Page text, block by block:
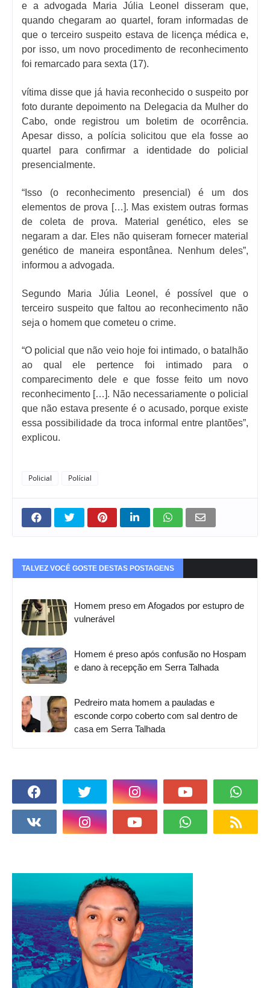
e a advogada Maria Júlia Leonel disseram que,
quando chegaram ao quartel, foram informadas de
que o terceiro suspeito estava de licença médica e,
por isso, um novo procedimento de reconhecimento
foi remarcado para sexta (17).
vítima disse que já havia reconhecido o suspeito por
foto durante depoimento na Delegacia da Mulher do
Cabo, onde registrou um boletim de ocorrência.
Apesar disso, a polícia solicitou que ela fosse ao
quartel para confirmar a identidade do policial
presencialmente.
“Isso (o reconhecimento presencial) é um dos
elementos de prova […]. Mas existem outras formas
de coleta de prova. Material genético, eles se
negaram a dar. Eles não quiseram fornecer material
genético de maneira espontânea. Nenhum deles”,
informou a advogada.
Segundo Maria Júlia Leonel, é possível que o
terceiro suspeito que faltou ao reconhecimento não
seja o homem que cometeu o crime.
“O policial que não veio hoje foi intimado, o batalhão
ao qual ele pertence foi intimado para o
comparecimento dele e que fosse feito um novo
reconhecimento […]. Não necessariamente o policial
que não estava presente é o acusado, porque existe
essa possibilidade da troca informal entre plantões”,
explicou.
Policial Polícial
TALVEZ VOCÊ GOSTE DESTAS POSTAGENS
Homem preso em Afogados por estupro de
vulnerável
Homem é preso após confusão no Hospam
e dano à recepção em Serra Talhada
Pedreiro mata homem a pauladas e
esconde corpo coberto com sal dentro de
casa em Serra Talhada